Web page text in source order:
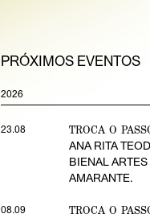
PRÓXIMOS EVENTOS
2026
23.08
TROCA O
ANA RITA
BIENAL
AMARANTE.
08.09
TROCA O